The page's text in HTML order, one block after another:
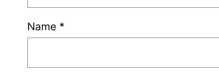
Name *